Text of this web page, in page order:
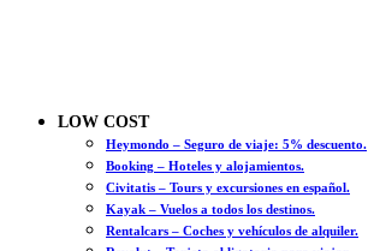
LOW COST
Heymondo – Seguro de viaje: 5% descuento.
Booking – Hoteles y alojamientos.
Civitatis – Tours y excursiones en español.
Kayak – Vuelos a todos los destinos.
Rentalcars – Coches y vehículos de alquiler.